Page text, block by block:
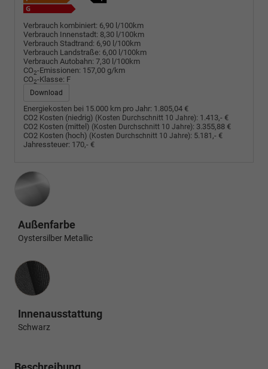
Verbrauch kombiniert: 6,90 l/100km
Verbrauch Innenstadt: 8,30 l/100km
Verbrauch Stadtrand: 6,90 l/100km
Verbrauch Landstraße: 6,00 l/100km
Verbrauch Autobahn: 7,30 l/100km
CO2-Emissionen: 157,00 g/km
CO2-Klasse: F
Download
Energiekosten bei 15.000 km pro Jahr: 1.805,04 €
CO2 Kosten (niedrig) (Kosten Durchschnitt 10 Jahre): 1.413,- €
CO2 Kosten (mittel) (Kosten Durchschnitt 10 Jahre): 3.355,88 €
CO2 Kosten (hoch) (Kosten Durchschnitt 10 Jahre): 5.181,- €
Jahressteuer: 170,- €
Außenfarbe
Oystersilber Metallic
Innenausstattung
Innenausstattung
Schwarz